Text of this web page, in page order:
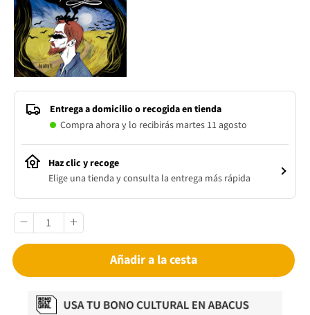
Entrega a domicilio o recogida en tienda
Compra ahora y lo recibirás martes 11 agosto
Haz clic y recoge
Elige una tienda y consulta la entrega más rápida
Añadir a la cesta